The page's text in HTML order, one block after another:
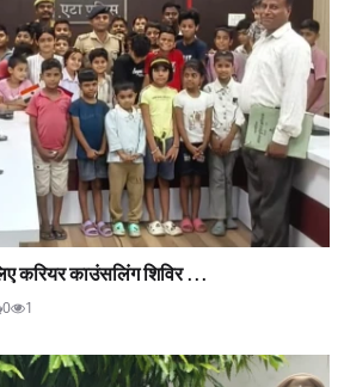
करियर काउंसलिंग शिविर ...
0 1